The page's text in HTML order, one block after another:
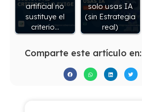
artificial no
sustituye el
criterio…
solo usas IA
(sin Estrategia
real)
Comparte este artículo en: